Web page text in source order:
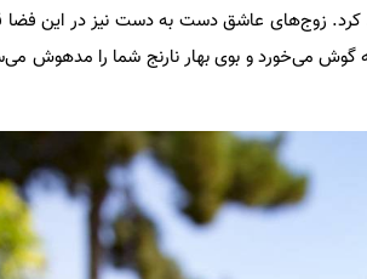
زوج‌های عاشق دست به دست نیز در این فضا
می‌خورد و بوی بهار نارنج شما را مدهوش